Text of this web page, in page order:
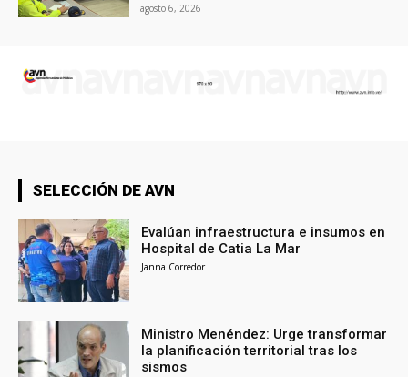
agosto 6, 2026
SELECCIÓN DE AVN
Evalúan infraestructura e insumos en
Hospital de Catia La Mar
Janna Corredor
Ministro Menéndez: Urge transformar
la planificación territorial tras los
sismos